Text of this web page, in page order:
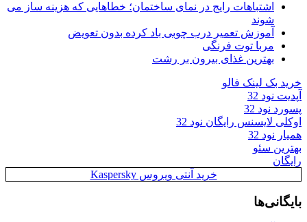
اشتباهات رایج در نمای ساختمان؛ خطاهایی که هزینه ساز می
شوند
آموزش تعمیر درب چوبی باد کرده بدون تعویض
مربا توت فرنگی
بهترین غذای بیرون بر رشت
خرید بک لینک فالو
آپدیت نود 32
پسورد نود 32
اوکلی لایسنس رایگان نود 32
همیار نود 32
بهترین سئو
رایگان
خرید آنتی ویروس Kaspersky
بایگانی‌ها